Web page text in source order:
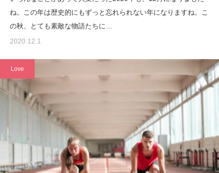
ね。この年は歴史的にもずっと忘れられない年になりますね。こ
の秋、とても素敵な物語たちに…
2020.12.1
Love